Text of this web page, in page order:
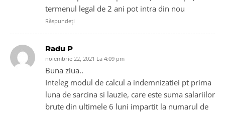
termenul legal de 2 ani pot intra din nou
Răspundeți
Radu P
noiembrie 22, 2021 La 4:09 pm
Buna ziua..
Inteleg modul de calcul a indemnizatiei pt prima
luna de sarcina si lauzie, care este suma salariilor
brute din ultimele 6 luni impartit la numarul de